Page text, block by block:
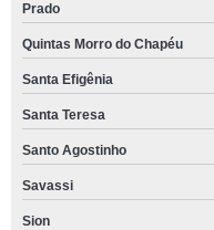
Prado
Quintas Morro do Chapéu
Santa Efigênia
Santa Teresa
Santo Agostinho
Savassi
Sion